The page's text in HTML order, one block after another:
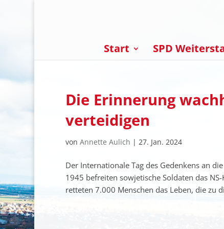
Start SPD
Die Erinnerung
verteidigen
von Annette Aulich | 27. Jan. 2024
Der Internationale Tag des Gedenkens an
1945 befreiten sowjetische Soldaten das
retteten 7.000 Menschen das Leben, die zu